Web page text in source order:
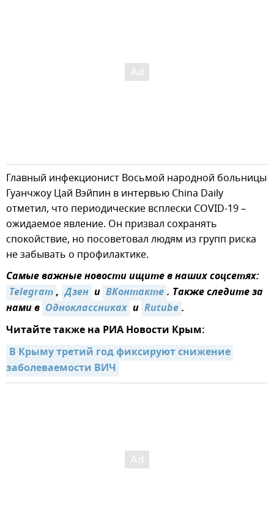
Главный инфекционист Восьмой народной больницы
Гуанчжоу Цай Вэйпин в интервью China Daily
отметил, что периодические всплески COVID-19 –
ожидаемое явление. Он призвал сохранять
спокойствие, но посоветовал людям из групп риска
не забывать о профилактике.
Самые важные новости ищите в наших соцсетях:
Telegram, Дзен и ВКонтакте. Также следите за
нами в Одноклассниках и Rutube.
Читайте также на РИА Новости Крым:
В Крыму третий год фиксируют снижение
заболеваемости ВИЧ